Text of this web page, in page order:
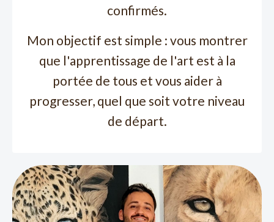
confirmés.
Mon objectif est simple : vous montrer
que l'apprentissage de l'art est à la
portée de tous et vous aider à
progresser, quel que soit votre niveau
de départ.